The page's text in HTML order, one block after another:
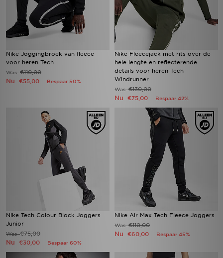
Nike Joggingbroek van fleece
voor heren Tech
Was€110,00
Nu €55,00 Bespaar 50%
Nike Fleecejack met rits over de
hele lengte en reflecterende
details voor heren Tech
Windrunner
Was€130,00
Nu €75,00 Bespaar 42%
Nike Tech Colour Block Joggers
Junior
Was€75,00
Nu €30,00 Bespaar 60%
Nike Air Max Tech Fleece Joggers
Was€110,00
Nu €60,00 Bespaar 45%